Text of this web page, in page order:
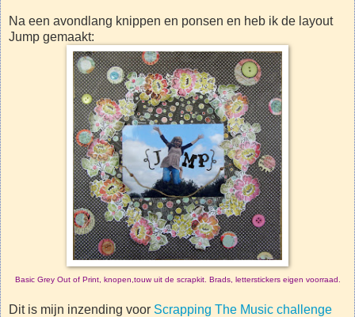
Na een avondlang knippen en ponsen en heb ik de layout
Jump gemaakt:
Basic Grey Out of Print, knopen,touw uit de scrapkit. Brads, letterstickers eigen voorraad.
Dit is mijn inzending voor Scrapping The Music challenge